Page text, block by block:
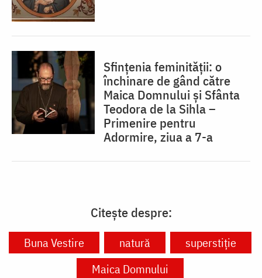
Sfințenia feminității: o
închinare de gând către
Maica Domnului și Sfânta
Teodora de la Sihla –
Primenire pentru
Adormire, ziua a 7-a
Citește despre:
Buna Vestire natură
superstiție
Maica Domnului